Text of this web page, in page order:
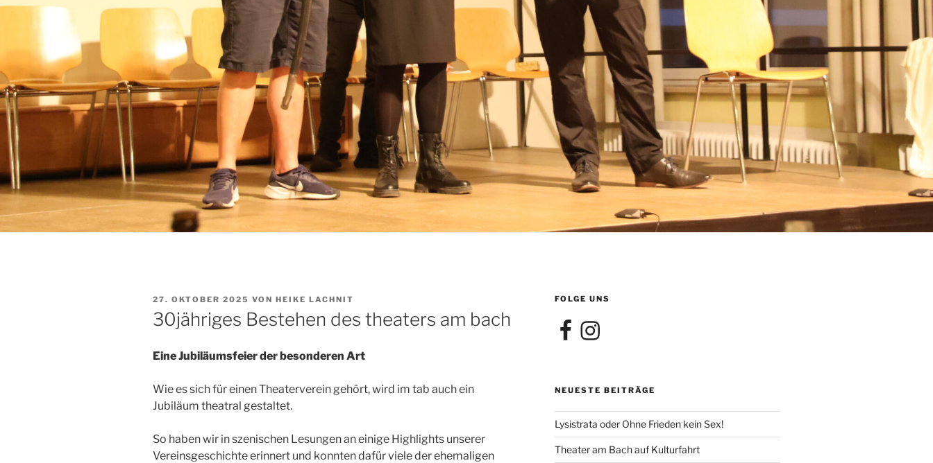
VERÖFFENTLICHT
AM
27. OKTOBER 2025 VON HEIKE LACHNIT
30jähriges Bestehen des theaters am bach
Eine Jubiläumsfeier der besonderen Art
Wie es sich für einen Theaterverein gehört, wird im tab auch ein
Jubiläum theatral gestaltet.
So haben wir in szenischen Lesungen an einige Highlights unserer
Vereinsgeschichte erinnert und konnten dafür viele der ehemaligen
FOLGE UNS
FacebookInstagram
NEUESTE BEITRÄGE
Lysistrata oder Ohne Frieden kein Sex!
Theater am Bach auf Kulturfahrt